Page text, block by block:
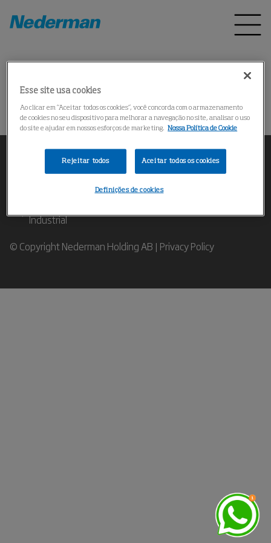
Pagina inicial Produtos *
Could not find the product
Industrial
© Copyright Nederman Holding AB | Privacy Policy
Esse site usa cookies
Ao clicar em “Aceitar todos os cookies”, você concorda com o armazenamento
de cookies no seu dispositivo para melhorar a navegação no site, analisar o uso
do site e ajudar em nossos esforços de marketing. Nossa Política de Cookie
Rejeitar todos Aceitar todos os cookies
Definições de cookies